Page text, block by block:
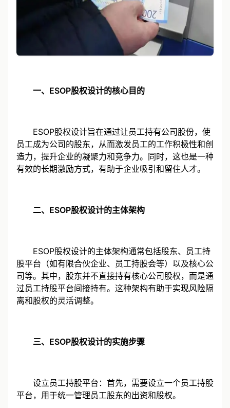
一、ESOP股权设计的核心目的
ESOP股权设计旨在通过让员工持有公司股份，使
员工成为公司的股东，从而激发员工的工作积极性和创
造力，提升企业的凝聚力和竞争力。同时，这也是一种
有效的长期激励方式，有助于企业吸引和留住人才。
二、ESOP股权设计的主体架构
ESOP股权设计的主体架构通常包括股东、员工持
股平台（如有限合伙企业、员工持股会等）以及核心公
司等。其中，股东并不直接持有核心公司股权，而是通
过员工持股平台间接持有。这种架构有助于实现风险隔
离和股权的灵活调整。
三、ESOP股权设计的实施步骤
设立员工持股平台：首先，需要设立一个员工持股
平台，用于统一管理员工股东的出资和股权。